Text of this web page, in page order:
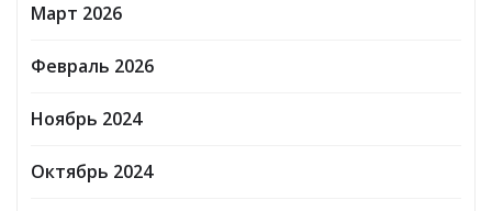
Март 2026
Февраль 2026
Ноябрь 2024
Октябрь 2024